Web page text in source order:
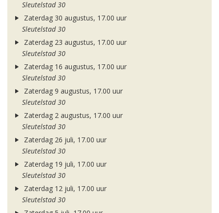
Sleutelstad 30
Zaterdag 30 augustus, 17.00 uur
Sleutelstad 30
Zaterdag 23 augustus, 17.00 uur
Sleutelstad 30
Zaterdag 16 augustus, 17.00 uur
Sleutelstad 30
Zaterdag 9 augustus, 17.00 uur
Sleutelstad 30
Zaterdag 2 augustus, 17.00 uur
Sleutelstad 30
Zaterdag 26 juli, 17.00 uur
Sleutelstad 30
Zaterdag 19 juli, 17.00 uur
Sleutelstad 30
Zaterdag 12 juli, 17.00 uur
Sleutelstad 30